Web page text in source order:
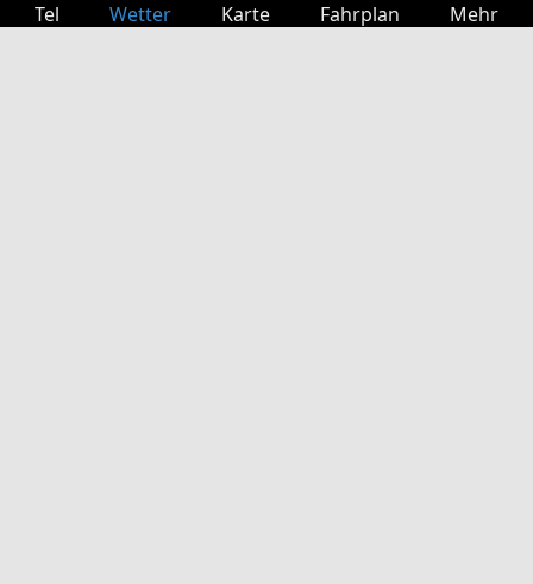
Tel Wetter Karte Fahrplan Mehr